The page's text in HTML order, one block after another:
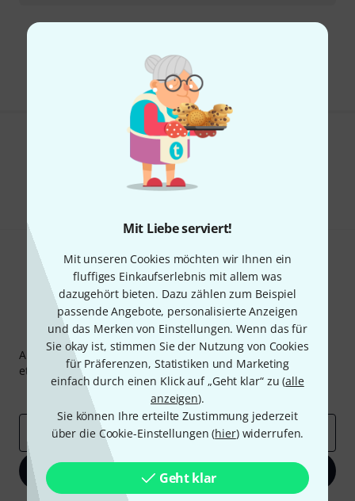
Mit Liebe serviert!
Mit unseren Cookies möchten wir Ihnen ein
fluffiges Einkaufserlebnis mit allem was
dazugehört bieten. Dazu zählen zum Beispiel
passende Angebote, personalisierte Anzeigen
und das Merken von Einstellungen. Wenn das für
Sie okay ist, stimmen Sie der Nutzung von Cookies
für Präferenzen, Statistiken und Marketing
einfach durch einen Klick auf „Geht klar“ zu (alle
anzeigen).
Sie können Ihre erteilte Zustimmung jederzeit
über die Cookie-Einstellungen (hier) widerrufen.
Geht klar
Alle Preise inkl. MwSt.
Gefällt Ihnen, was Sie sehen?
Teilen Hilfe & Feedback
Thomann Newsletter
Abonniere den Thomann Newsletter und gewinne mit
etwas Glück einen von50 Gutscheinenüber jeweils
Inspirierende Beiträge
Deals
E-Mail-Adresse*
Jetzt anmelden